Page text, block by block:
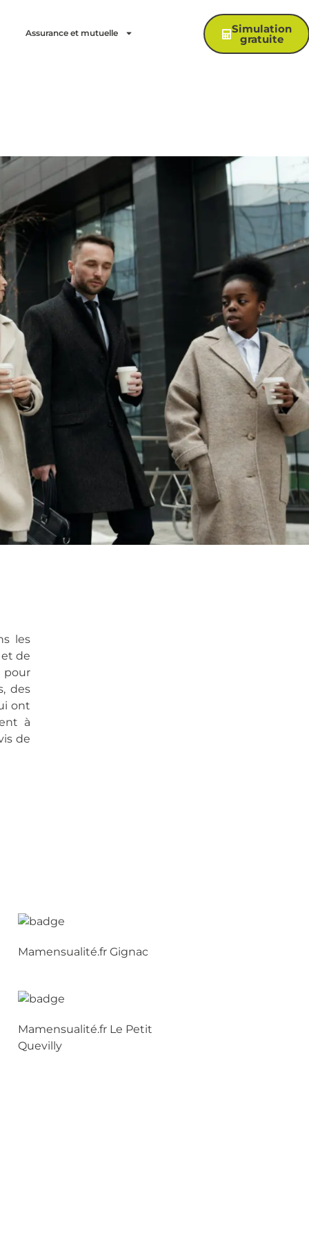
Assurance et mutuelle Simulation
gratuite
les
de
pour
des
ont
à
de
Mamensualité.fr Gignac
Mamensualité.fr Le Petit
Quevilly